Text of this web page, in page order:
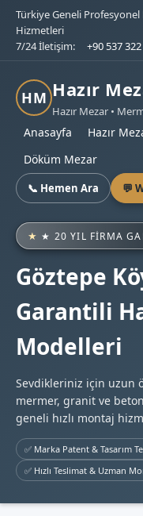
Türkiye Geneli
Hizmetleri
7/24 İletişim:
+90 537
HM Hazır
Hazır Mezar •
Anasayfa Hazır
Döküm Mezar
📞 Hemen Ara 💬
★ 20 YIL FIRMA
Göztepe
Garantili
Modelleri
Sevdikleriniz için uzun
mermer, granit ve
geneli hızlı montaj
✅ Marka Patent & Tasarım
✅ Hızlı Teslimat & Uzman